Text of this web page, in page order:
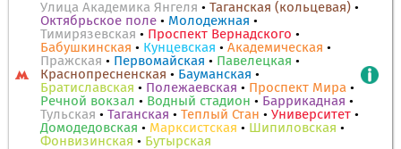
Улица Академика Янгеля • Таганская (кольцевая) •
Октябрьское поле • Молодежная •
Тимирязевская • Проспект Вернадского •
Бабушкинская • Кунцевская • Академическая •
Пражская • Первомайская • Павелецкая •
Краснопресненская • Бауманская •
Братиславская • Полежаевская • Проспект Мира •
Речной вокзал • Водный стадион • Баррикадная •
Тульская • Таганская • Теплый Стан • Университет •
Домодедовская • Марксистская • Шипиловская •
Фонвизинская • Бутырская